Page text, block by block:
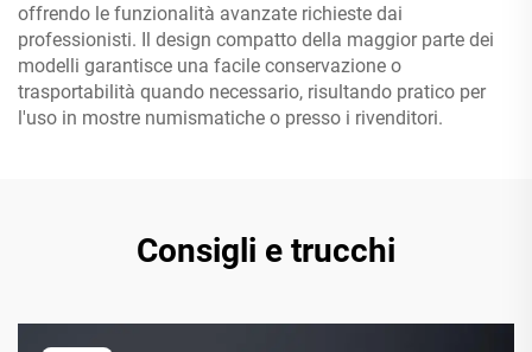
offrendo le funzionalità avanzate richieste dai
professionisti. Il design compatto della maggior parte dei
modelli garantisce una facile conservazione o
trasportabilità quando necessario, risultando pratico per
l'uso in mostre numismatiche o presso i rivenditori.
Consigli e trucchi